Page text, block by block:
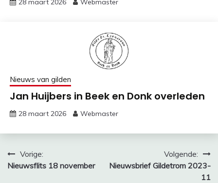
28 maart 2026 Webmaster
Nieuws van gilden
Jan Huijbers in Beek en Donk overleden
28 maart 2026 Webmaster
Bericht
navigatie
Vorige:
Nieuwsflits 18 november
Volgende:
Nieuwsbrief Gildetrom 2023-
11